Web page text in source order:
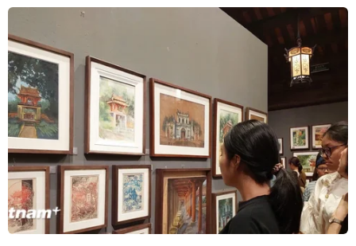
Thành tựu nổi bật của Việt Nam trong bảo
đảm quyền con người
06/12/2018 11:52